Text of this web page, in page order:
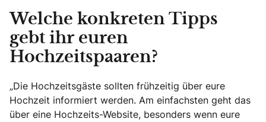
Welche konkreten Tipps
gebt ihr euren
Hochzeitspaaren?
„Die Hochzeitsgäste sollten frühzeitig über eure
Hochzeit informiert werden. Am einfachsten geht das
über eine Hochzeits-Website, besonders wenn eure